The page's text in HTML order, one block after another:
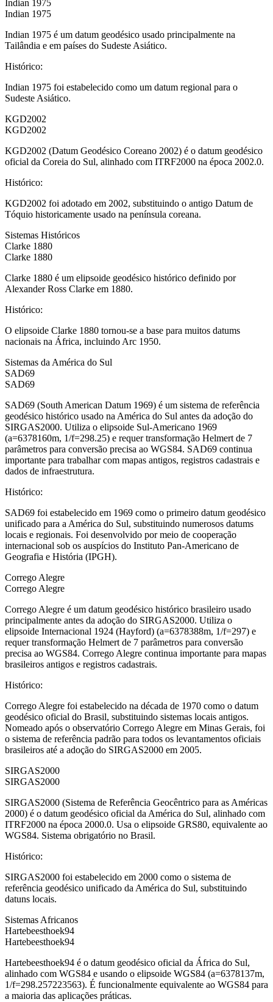
Indian 1975
Indian 1975
Indian 1975 é um datum geodésico usado principalmente na
Tailândia e em países do Sudeste Asiático.
Histórico:
Indian 1975 foi estabelecido como um datum regional para o
Sudeste Asiático.
KGD2002
KGD2002
KGD2002 (Datum Geodésico Coreano 2002) é o datum geodésico
oficial da Coreia do Sul, alinhado com ITRF2000 na época 2002.0.
Histórico:
KGD2002 foi adotado em 2002, substituindo o antigo Datum de
Tóquio historicamente usado na península coreana.
Sistemas Históricos
Clarke 1880
Clarke 1880
Clarke 1880 é um elipsoide geodésico histórico definido por
Alexander Ross Clarke em 1880.
Histórico:
O elipsoide Clarke 1880 tornou-se a base para muitos datums
nacionais na África, incluindo Arc 1950.
Sistemas da América do Sul
SAD69
SAD69
SAD69 (South American Datum 1969) é um sistema de referência
geodésico histórico usado na América do Sul antes da adoção do
SIRGAS2000. Utiliza o elipsoide Sul-Americano 1969
(a=6378160m, 1/f=298.25) e requer transformação Helmert de 7
parâmetros para conversão precisa ao WGS84. SAD69 continua
importante para trabalhar com mapas antigos, registros cadastrais e
dados de infraestrutura.
Histórico:
SAD69 foi estabelecido em 1969 como o primeiro datum geodésico
unificado para a América do Sul, substituindo numerosos datums
locais e regionais. Foi desenvolvido por meio de cooperação
internacional sob os auspícios do Instituto Pan-Americano de
Geografia e História (IPGH).
Corrego Alegre
Corrego Alegre
Corrego Alegre é um datum geodésico histórico brasileiro usado
principalmente antes da adoção do SIRGAS2000. Utiliza o
elipsoide Internacional 1924 (Hayford) (a=6378388m, 1/f=297) e
requer transformação Helmert de 7 parâmetros para conversão
precisa ao WGS84. Corrego Alegre continua importante para mapas
brasileiros antigos e registros cadastrais.
Histórico:
Corrego Alegre foi estabelecido na década de 1970 como o datum
geodésico oficial do Brasil, substituindo sistemas locais antigos.
Nomeado após o observatório Corrego Alegre em Minas Gerais, foi
o sistema de referência padrão para todos os levantamentos oficiais
brasileiros até a adoção do SIRGAS2000 em 2005.
SIRGAS2000
SIRGAS2000
SIRGAS2000 (Sistema de Referência Geocêntrico para as Américas
2000) é o datum geodésico oficial da América do Sul, alinhado com
ITRF2000 na época 2000.0. Usa o elipsoide GRS80, equivalente ao
WGS84. Sistema obrigatório no Brasil.
Histórico:
SIRGAS2000 foi estabelecido em 2000 como o sistema de
referência geodésico unificado da América do Sul, substituindo
datuns locais.
Sistemas Africanos
Hartebeesthoek94
Hartebeesthoek94
Hartebeesthoek94 é o datum geodésico oficial da África do Sul,
alinhado com WGS84 e usando o elipsoide WGS84 (a=6378137m,
1/f=298.257223563). É funcionalmente equivalente ao WGS84 para
a maioria das aplicações práticas.